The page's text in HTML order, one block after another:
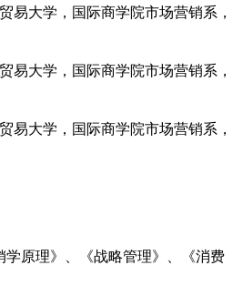
大学，国际商学院市场营销系，
大学，国际商学院市场营销系，
大学，国际商学院市场营销系，
原理》、《战略管理》、《消费